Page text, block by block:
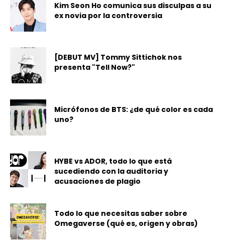
Kim Seon Ho comunica sus disculpas a su
ex novia por la controversia
[DEBUT MV] Tommy Sittichok nos
presenta "Tell Now?"
Micrófonos de BTS: ¿de qué color es cada
uno?
HYBE vs ADOR, todo lo que está
sucediendo con la auditoria y
acusaciones de plagio
Todo lo que necesitas saber sobre
Omegaverse (qué es, origen y obras)